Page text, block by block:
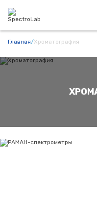
Главная/Хроматография